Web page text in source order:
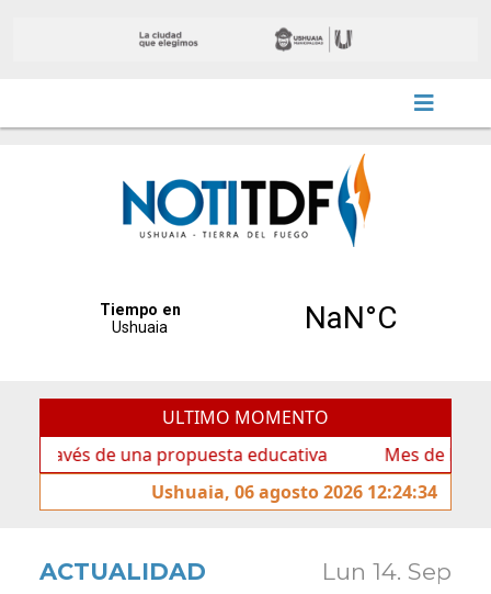
ULTIMO MOMENTO
de una propuesta educativa
Mes de las
Ushuaia, 06 agosto 2026 12:24:34
ACTUALIDAD Lun 14. Sep